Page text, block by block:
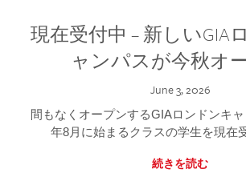
現在受付中 – 新しいGIA
ャンパスが今秋オ
June 3, 2026
間もなくオープンするGIAロンドンキ
年8月に始まるクラスの学生を現在
続きを読む